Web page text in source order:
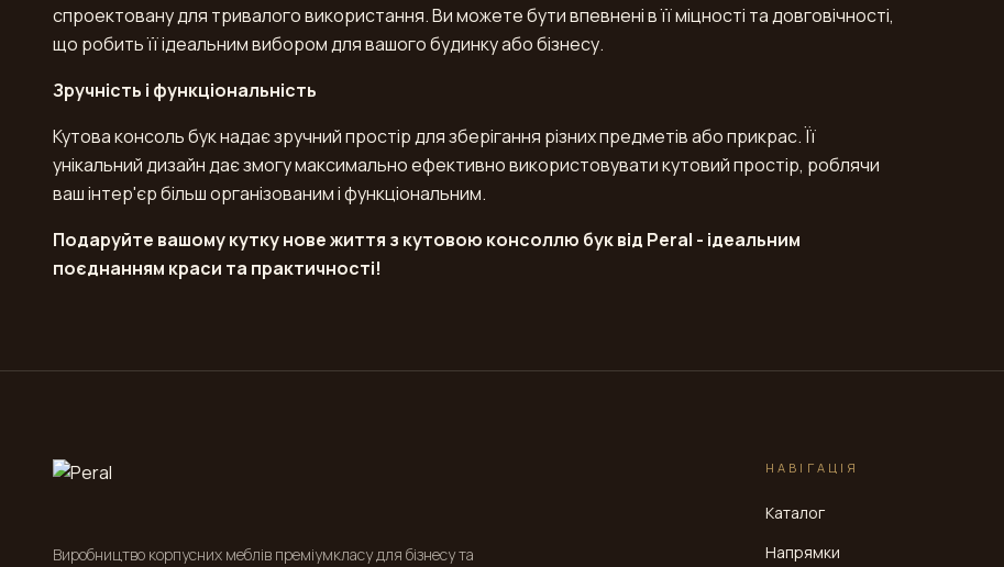
спроектовану для тривалого використання. Ви можете бути впевнені в її міцності та довговічності,
що робить її ідеальним вибором для вашого будинку або бізнесу.
Зручність і функціональність
Кутова консоль бук надає зручний простір для зберігання різних предметів або прикрас. Її
унікальний дизайн дає змогу максимально ефективно використовувати кутовий простір, роблячи
ваш інтер'єр більш організованим і функціональним.
Подаруйте вашому кутку нове життя з кутовою консоллю бук від Peral - ідеальним
поєднанням краси та практичності!
Виробництво корпусних меблів преміумкласу для бізнесу та
НАВІГАЦІЯ
Каталог
Напрямки